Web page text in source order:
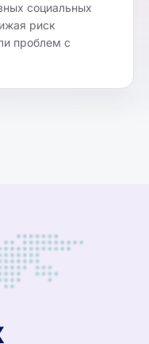
социальных
риск
проблем с